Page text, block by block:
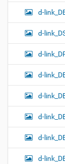
d-
d-
d-
d-
d-
d-
d-
d-